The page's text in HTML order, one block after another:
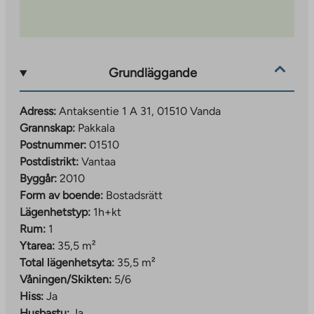
Grundläggande
Adress: Antaksentie 1 A 31, 01510 Vanda
Grannskap: Pakkala
Postnummer: 01510
Postdistrikt: Vantaa
Byggår: 2010
Form av boende: Bostadsrätt
Lägenhetstyp: 1h+kt
Rum: 1
Ytarea: 35,5 m²
Total lägenhetsyta: 35,5 m²
Våningen/Skikten: 5/6
Hiss: Ja